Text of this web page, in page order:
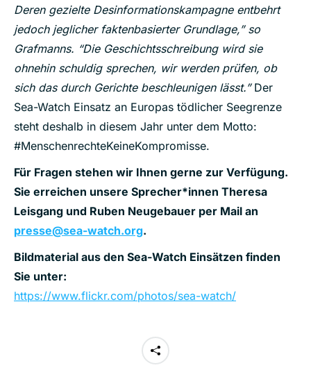
Deren gezielte Desinformationskampagne entbehrt
jedoch jeglicher faktenbasierter Grundlage,” so
Grafmanns. “Die Geschichtsschreibung wird sie
ohnehin schuldig sprechen, wir werden prüfen, ob
sich das durch Gerichte beschleunigen lässt.”Der
Sea-Watch Einsatz an Europas tödlicher Seegrenze
steht deshalb in diesem Jahr unter dem Motto:
#MenschenrechteKeineKompromisse.
Für Fragen stehen wir Ihnen gerne zur Verfügung.
Sie erreichen unsere Sprecher*innen Theresa
Leisgang und Ruben Neugebauer per Mail an
presse@sea-watch.org.
Bildmaterial aus den Sea-Watch Einsätzen finden
Sie unter:
https://www.flickr.com/photos/sea-watch/